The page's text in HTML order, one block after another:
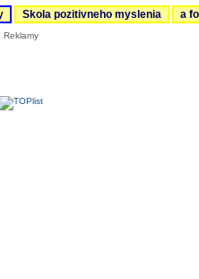
Skola pozitivneho myslenia a
Reklamy